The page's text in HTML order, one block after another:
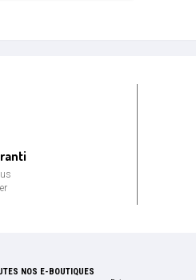
NOS E-BOUTIQUES